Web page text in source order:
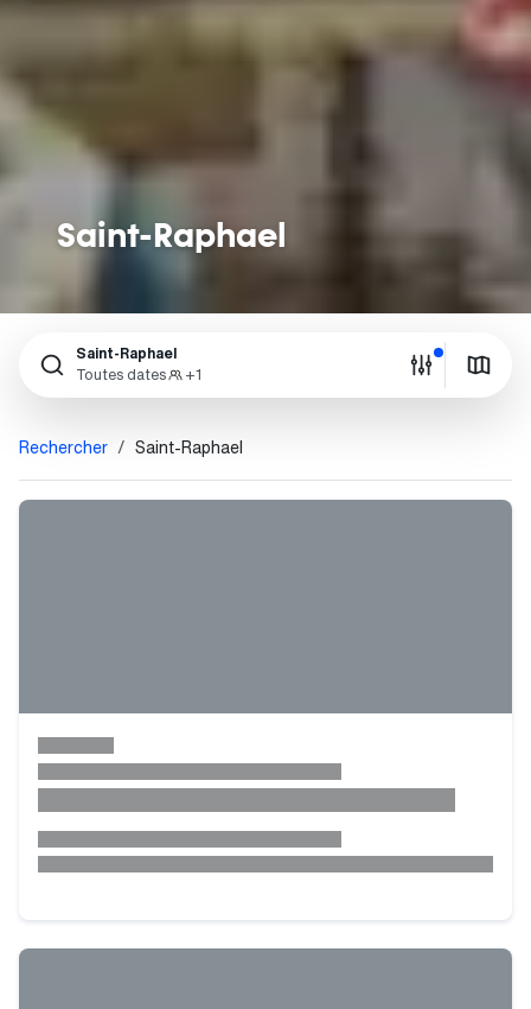
Saint-Raphael
Saint-Raphael
Toutes dates
+1
Rechercher Saint-Raphael